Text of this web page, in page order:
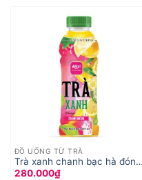
ĐỒ UỐNG TỪ TRÀ
Trà xanh chanh bạc hà đóng
chai 450ml
280.000₫